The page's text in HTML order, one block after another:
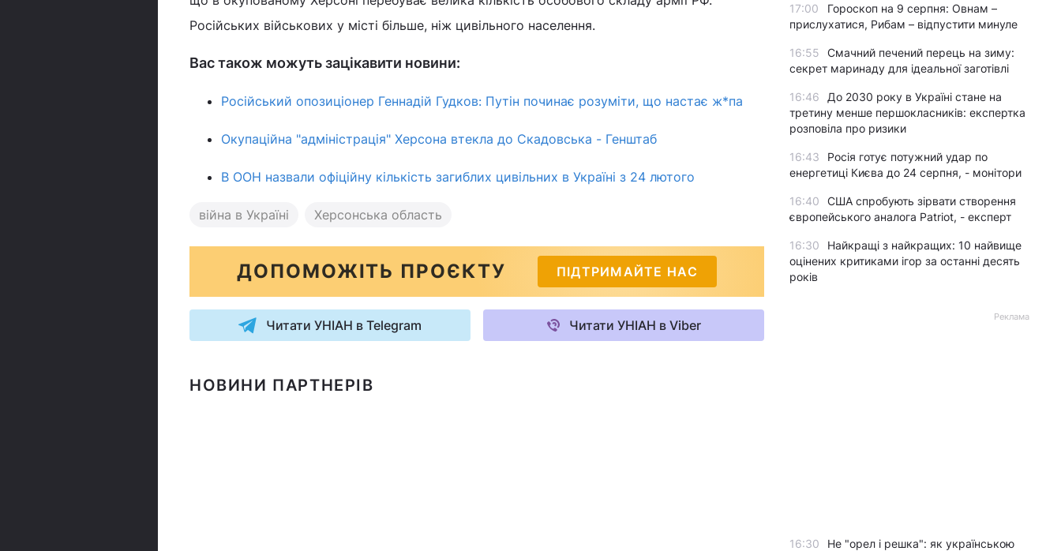
Російських військових у місті більше, ніж цивільного населення.
Вас також можуть зацікавити новини:
Російський опозиціонер Геннадій Гудков: Путін починає розуміти, що настає ж*па
Окупаційна "адміністрація" Херсона втекла до Скадовська - Генштаб
В ООН назвали офіційну кількість загиблих цивільних в Україні з 24 лютого
війна в Україні Херсонська область
ДОПОМОЖІТЬ ПРОЄКТУ ПІДТРИМАЙТЕ НАС
Читати УНІАН в Telegram Читати УНІАН в Viber
НОВИНИ ПАРТНЕРІВ
17:00
Гороскоп на 9 серпня: Овнам –
прислухатися, Рибам – відпустити минуле
16:55
Смачний печений перець на зиму:
секрет маринаду для ідеальної заготівлі
16:46
До 2030 року в Україні стане на
третину менше першокласників: експертка
розповіла про ризики
16:43
Росія готує потужний удар по
енергетиці Києва до 24 серпня, - монітори
16:40
США спробують зірвати створення
європейського аналога Patriot, - експерт
16:30
Найкращі з найкращих: 10 найвище
оцінених критиками ігор за останні десять
років
Реклама
16:30
Не "орел і решка": як українською